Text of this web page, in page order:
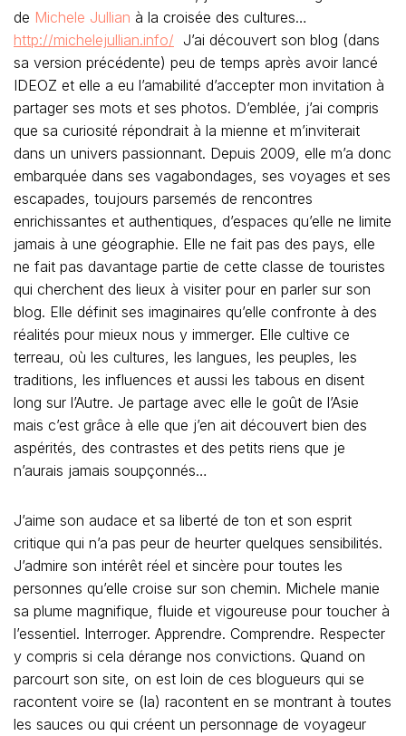
de Michele Jullian à la croisée des cultures…
http://michelejullian.info/ J’ai découvert son blog (dans
sa version précédente) peu de temps après avoir lancé
IDEOZ et elle a eu l’amabilité d’accepter mon invitation à
partager ses mots et ses photos. D’emblée, j’ai compris
que sa curiosité répondrait à la mienne et m’inviterait
dans un univers passionnant. Depuis 2009, elle m’a donc
embarquée dans ses vagabondages, ses voyages et ses
escapades, toujours parsemés de rencontres
enrichissantes et authentiques, d’espaces qu’elle ne limite
jamais à une géographie. Elle ne fait pas des pays, elle
ne fait pas davantage partie de cette classe de touristes
qui cherchent des lieux à visiter pour en parler sur son
blog. Elle définit ses imaginaires qu’elle confronte à des
réalités pour mieux nous y immerger. Elle cultive ce
terreau, où les cultures, les langues, les peuples, les
traditions, les influences et aussi les tabous en disent
long sur l’Autre. Je partage avec elle le goût de l’Asie
mais c’est grâce à elle que j’en ait découvert bien des
aspérités, des contrastes et des petits riens que je
n’aurais jamais soupçonnés…
J’aime son audace et sa liberté de ton et son esprit
critique qui n’a pas peur de heurter quelques sensibilités.
J’admire son intérêt réel et sincère pour toutes les
personnes qu’elle croise sur son chemin. Michele manie
sa plume magnifique, fluide et vigoureuse pour toucher à
l’essentiel. Interroger. Apprendre. Comprendre. Respecter
y compris si cela dérange nos convictions. Quand on
parcourt son site, on est loin de ces blogueurs qui se
racontent voire se (la) racontent en se montrant à toutes
les sauces ou qui créent un personnage de voyageur